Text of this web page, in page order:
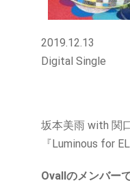
2019.12.13
Digital Single
坂本美雨 with 関
『Luminous for
Ovallのメンバー